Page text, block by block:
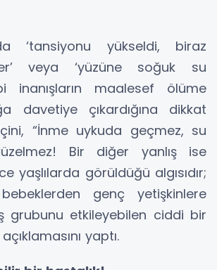
‘tansiyonu yükseldi, biraz
veya ‘yüzüne soğuk su
inanışların maalesef ölüme
davetiye çıkardığına dikkat
“İnme uykuda geçmez, su
Bir diğer yanlış ise
yaşlılarda görüldüğü algısıdır;
genç yetişkinlere
grubunu etkileyebilen ciddi bir
yaptı.